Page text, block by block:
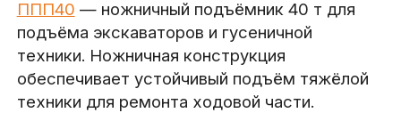
ППП40 — ножничный подъёмник 40 т для
подъёма экскаваторов и гусеничной
техники. Ножничная конструкция
обеспечивает устойчивый подъём тяжёлой
техники для ремонта ходовой части.